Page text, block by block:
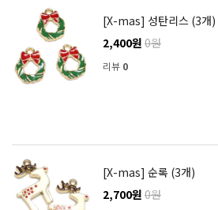
[X-mas] 성탄리스 (3개)
2,400원 0원
리뷰 0
[X-mas] 순록 (3개)
2,700원 0원